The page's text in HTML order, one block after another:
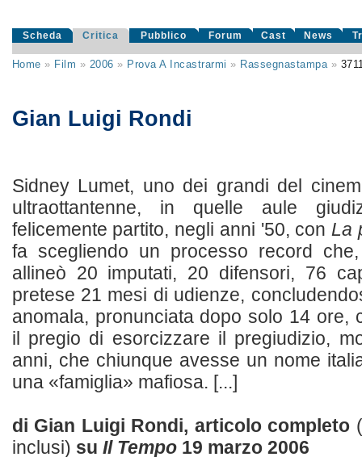
Scheda Critica Pubblico Forum Cast News
Home » Film » 2006 » Prova A Incastrarmi » Rassegnastampa»
Gian Luigi Rondi
Sidney Lumet, uno dei grandi del
ultraottantenne, in quelle aule
felicemente partito, negli anni '50, con La
fa scegliendo un processo record
allineò 20 imputati, 20 difensori, 76
pretese 21 mesi di udienze,
anomala, pronunciata dopo solo 14 ore,
il pregio di esorcizzare il pregiudizio,
anni, che chiunque avesse un nome
una «famiglia» mafiosa. [...]
di Gian Luigi Rondi, articolo completo
inclusi) su Il Tempo19 marzo 2006